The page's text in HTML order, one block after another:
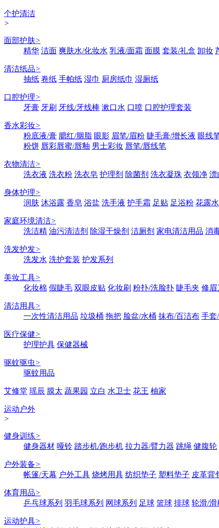
个护清洁
>
面部护肤>
精华 洁面 爽肤水/化妆水 乳液/面霜 面膜 套装/礼盒 卸妆
清洁纸品>
抽纸 卷纸 手帕纸 湿巾 厨房纸巾 湿厕纸
口腔护理>
牙膏 牙刷 牙线/牙线棒 漱口水 口喷 口腔护理套装
香水彩妆>
粉底液/膏 腮红/胭脂 眼影 眉笔/眉粉 睫毛膏/增长液 眼线
粉饼 唇彩唇蜜/唇釉 男士彩妆 唇笔/唇线笔
衣物清洁>
洗衣液 洗衣粉 洗衣皂 护理剂 除菌剂 洗衣凝珠 衣领净 漂
身体护理>
润肤 沐浴露 香皂 浴盐 洗手液 护手霜 足贴 足浴粉 花露水
家庭环境清洁>
洗洁精 油污清洁剂 除湿干燥剂 洁厕剂 家电清洁用品 消
洗发护发>
洗发水 洗护套装 护发系列
美妆工具>
化妆棉 假睫毛 双眼皮贴 化妆刷 粉扑/洗脸扑 睫毛夹 修眉
清洁用具>
一次性清洁用品 垃圾桶 拖把 脸盆/水桶 抹布/百洁布 手套
医疗保健>
护理护具 保健器械
驱蚊驱虫>
驱蚊用品
艾修堂 瑶辰 膜太 蔬果园 立白 水卫士 花王 柚家
运动户外
>
健身训练>
健身器材 哑铃 踏步机/跑步机 拉力器/臂力器 跳绳 健腹轮
户外装备>
帐篷/天幕 户外工具 烧烤用具 纺织垫子 塑料垫子 皮革背
体育用品>
乒乓球系列 羽毛球系列 网球系列 足球 篮球 排球 轮滑/滑
运动护具>